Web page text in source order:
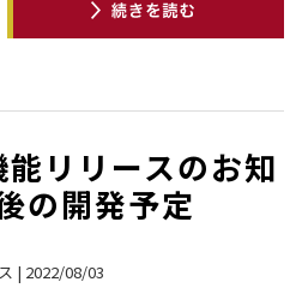
リリースのお知
の開発予定
| 2022/08/03